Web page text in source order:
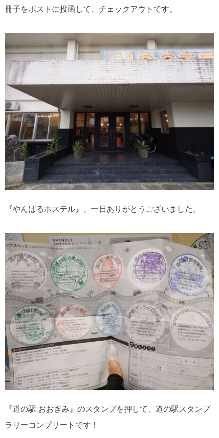
冊子をポストに投函して、チェックアウトです。
『やんばるホステル』、一日ありがとうございました。
『道の駅 おおぎみ』のスタンプを押して、道の駅スタンプ
ラリーコンプリートです！